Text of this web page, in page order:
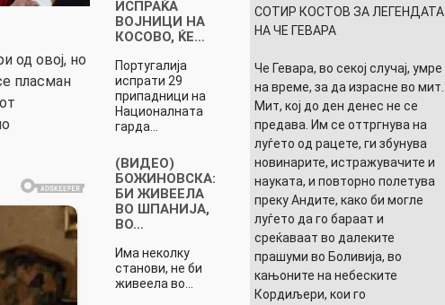
од овој, но
пласман
ИСПРАЌА
ВОЈНИЦИ НА
КОСОВО, ЌЕ…
Португалија
испрати 29
припадници на
Националната
гарда…
(ВИДЕО)
БОЖИНОВСКА:
БИ ЖИВЕЕЛА
ВО ШПАНИЈА,
ВО…
Има неколку
станови, не би
живеела во…
СОТИР КОСТОВ ЗА ЛЕГЕНДАТА
НА ЧЕ ГЕВАРА
Че Гевара, во секој случај, умре
на време, за да израсне во мит.
Мит, кој до ден денес не се
предава. Им се оттргнува на
луѓето од рацете, ги збунува
новинарите, истражувачите и
науката, и повторно полетува
преку Андите, како би могле
луѓето да го бараат и
среќаваат во далеките
прашуми во Боливија, во
кањоните на небеските
Кордиљери, кои го